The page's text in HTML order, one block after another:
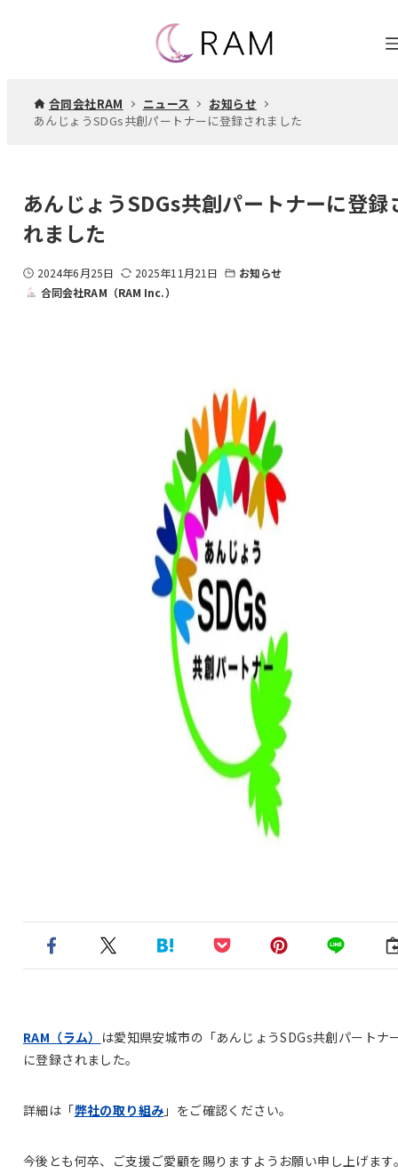
合同会社RAM ニュース
お知らせ
あんじょうSDGs共創パートナーに登録されました
あんじょうSDGs共創パートナーに登録
れました
2024年6月25日 2025年11月21日
お知らせ
合同会社RAM（RAM Inc.）
RAM（ラム） は愛知県安城市の「あんじょうSDGs共創パートナ
に登録されました。
詳細は「弊社の取り組み 」をご確認ください。
今後とも何卒、ご支援ご愛顧を賜りますようお願い申し上げます